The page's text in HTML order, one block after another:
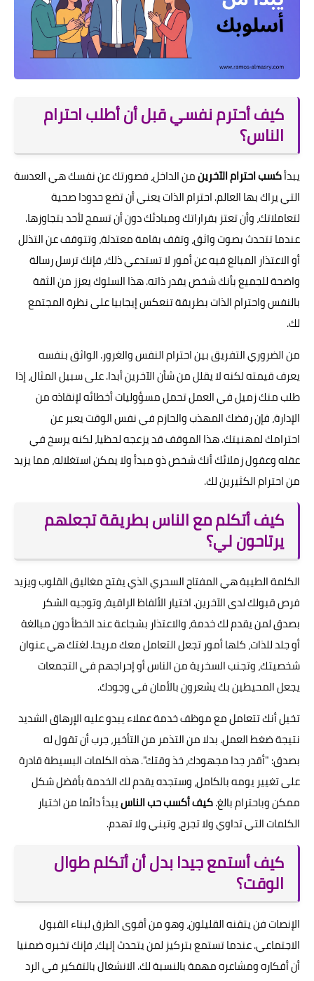
كيف أحترم نفسي قبل أن أطلب احترام
الناس؟
يبدأكسب احترام الآخرينمن الداخل، فصورتك عن نفسك هي العدسة
التي يراك بها العالم. احترام الذات يعني أن تضع حدودا صحية
لتعاملاتك، وأن تعتز بقراراتك ومبادئك دون أن تسمح لأحد بتجاوزها.
عندما تتحدث بصوت واثق، وتقف بقامة معتدلة، وتتوقف عن التذلل
أو الاعتذار المبالغ فيه عن أمور لا تستدعي ذلك، فإنك ترسل رسالة
واضحة للجميع بأنك شخص يقدر ذاته. هذا السلوك يعزز من الثقة
بالنفس واحترام الذات بطريقة تنعكس إيجابيا على نظرة المجتمع
لك.
من الضروري التفريق بين احترام النفس والغرور. الواثق بنفسه
يعرف قيمته لكنه لا يقلل من شأن الآخرين أبدا. على سبيل المثال، إذا
طلب منك زميل في العمل تحمل مسؤوليات أخطائه لإنقاذه من
الإدارة، فإن رفضك المهذب والحازم في نفس الوقت يعبر عن
احترامك لمهنيتك. هذا الموقف قد يزعجه لحظيا، لكنه يرسخ في
عقله وعقول زملائك أنك شخص ذو مبدأ ولا يمكن استغلاله، مما يزيد
من احترام الكثيرين لك.
كيف أتكلم مع الناس بطريقة تجعلهم
يرتاحون لي؟
الكلمة الطيبة هي المفتاح السحري الذي يفتح مغاليق القلوب ويزيد
فرص قبولك لدى الآخرين. اختيار الألفاظ الراقية، وتوجيه الشكر
بصدق لمن يقدم لك خدمة، والاعتذار بشجاعة عند الخطأ دون مبالغة
أو جلد للذات، كلها أمور تجعل التعامل معك مريحا. لغتك هي عنوان
شخصيتك، وتجنب السخرية من الناس أو إحراجهم في التجمعات
يجعل المحيطين بك يشعرون بالأمان في وجودك.
تخيل أنك تتعامل مع موظف خدمة عملاء يبدو عليه الإرهاق الشديد
نتيجة ضغط العمل. بدلا من التذمر من التأخير، جرب أن تقول له
بصدق: "أقدر جدا مجهودك، خذ وقتك". هذه الكلمات البسيطة قادرة
على تغيير يومه بالكامل، وستجده يقدم لك الخدمة بأفضل شكل
ممكن وباحترام بالغ.كيف أكسب حب الناسيبدأ دائما من اختيار
الكلمات التي تداوي ولا تجرح، وتبني ولا تهدم.
كيف أستمع جيدا بدل أن أتكلم طوال
الوقت؟
الإنصات فن يتقنه القليلون، وهو من أقوى الطرق لبناء القبول
الاجتماعي. عندما تستمع بتركيز لمن يتحدث إليك، فإنك تخبره ضمنيا
أن أفكاره ومشاعره مهمة بالنسبة لك. الانشغال بالتفكير في الرد